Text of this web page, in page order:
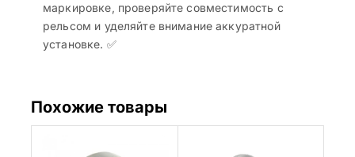
маркировке, проверяйте совместимость с
рельсом и уделяйте внимание аккуратной
установке. ✅
Похожие товары